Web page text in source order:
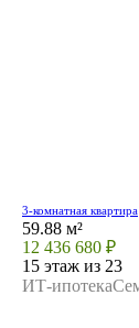
3-комнатная квартира
59.88 м²
12 436 680 ₽
15 этаж из 23
ИТ-ипотека